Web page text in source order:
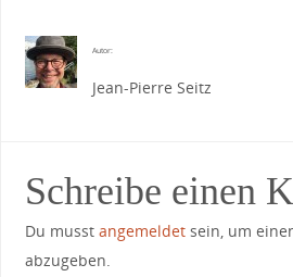
Autor:
Jean-Pierre Seitz
Schreibe einen
Du musst angemeldetsein, um
abzugeben.